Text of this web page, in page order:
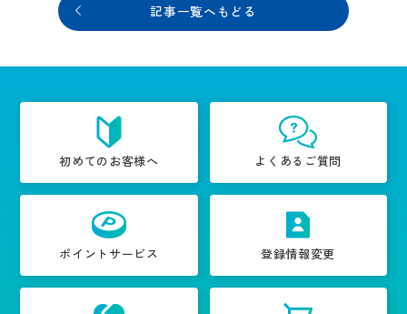
記事一覧へもどる
初めてのお客様へ よくあるご質問
ポイントサービス 登録情報変更